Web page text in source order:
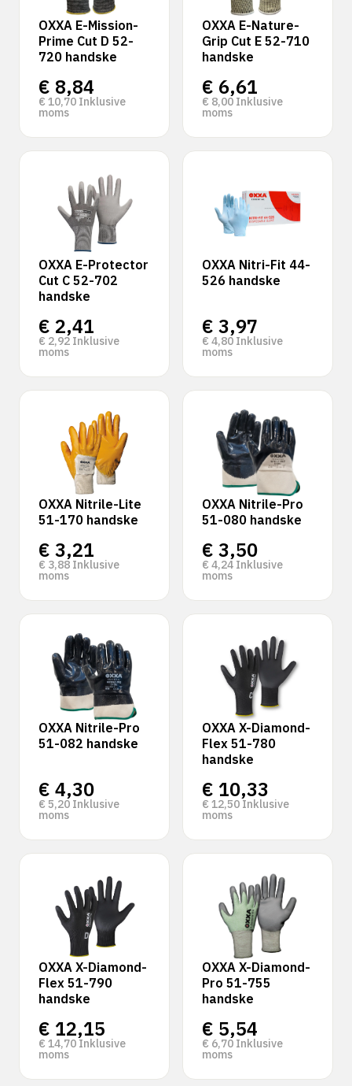
OXXA E-Mission-
Prime Cut D 52-
720 handske
€ 8,84
€ 10,70 Inklusive
moms
OXXA E-Nature-
Grip Cut E 52-710
handske
€ 6,61
€ 8,00 Inklusive
moms
OXXA E-Protector
Cut C 52-702
handske
€ 2,41
€ 2,92 Inklusive
moms
OXXA Nitri-Fit 44-
526 handske
€ 3,97
€ 4,80 Inklusive
moms
OXXA Nitrile-Lite
51-170 handske
€ 3,21
€ 3,88 Inklusive
moms
OXXA Nitrile-Pro
51-080 handske
€ 3,50
€ 4,24 Inklusive
moms
OXXA Nitrile-Pro
51-082 handske
€ 4,30
€ 5,20 Inklusive
moms
OXXA X-Diamond-
Flex 51-780
handske
€ 10,33
€ 12,50 Inklusive
moms
OXXA X-Diamond-
Flex 51-790
handske
€ 12,15
€ 14,70 Inklusive
moms
OXXA X-Diamond-
Pro 51-755
handske
€ 5,54
€ 6,70 Inklusive
moms